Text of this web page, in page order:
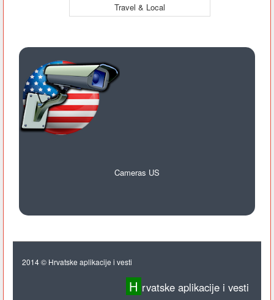
Travel & Local
Cameras US
2014 © Hrvatske aplikacije i vesti
H rvatske aplikacije i vesti